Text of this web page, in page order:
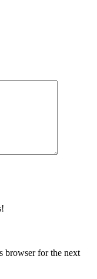
browser for the next